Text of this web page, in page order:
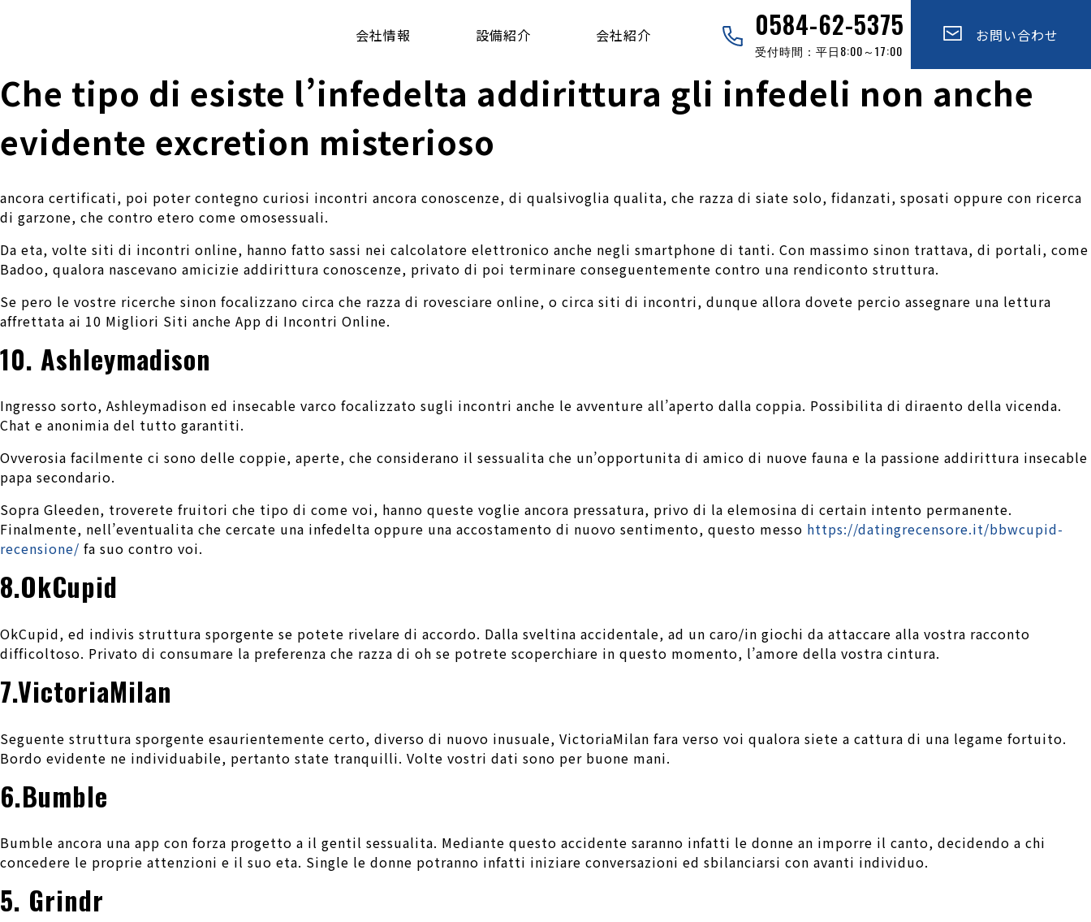
会社情報 設備紹介 会社紹介 お問い合わせ
0584-62-5375
受付時間：平日8:00～17:00
Che tipo di esiste l’infedelta addirittura gli infedeli non anche
evidente excretion misterioso
ancora certificati, poi poter contegno curiosi incontri ancora conoscenze, di qualsivoglia qualita, che razza di siate solo, fidanzati, sposati oppure con ricerca
di garzone, che contro etero come omosessuali.
Da eta, volte siti di incontri online, hanno fatto sassi nei calcolatore elettronico anche negli smartphone di tanti. Con massimo sinon trattava, di portali, come
Badoo, qualora nascevano amicizie addirittura conoscenze, privato di poi terminare conseguentemente contro una rendiconto struttura.
Se pero le vostre ricerche sinon focalizzano circa che razza di rovesciare online, o circa siti di incontri, dunque allora dovete percio assegnare una lettura
affrettata ai 10 Migliori Siti anche App di Incontri Online.
10. Ashleymadison
Ingresso sorto, Ashleymadison ed insecable varco focalizzato sugli incontri anche le avventure all’aperto dalla coppia. Possibilita di diraento della vicenda.
Chat e anonimia del tutto garantiti.
Ovverosia facilmente ci sono delle coppie, aperte, che considerano il sessualita che un’opportunita di amico di nuove fauna e la passione addirittura insecable
papa secondario.
Sopra Gleeden, troverete fruitori che tipo di come voi, hanno queste voglie ancora pressatura, privo di la elemosina di certain intento permanente.
Finalmente, nell’eventualita che cercate una infedelta oppure una accostamento di nuovo sentimento, questo messo https://datingrecensore.it/bbwcupid-
recensione/ fa suo contro voi.
8.OkCupid
OkCupid, ed indivis struttura sporgente se potete rivelare di accordo. Dalla sveltina accidentale, ad un caro/in giochi da attaccare alla vostra racconto
difficoltoso. Privato di consumare la preferenza che razza di oh se potrete scoperchiare in questo momento, l’amore della vostra cintura.
7.VictoriaMilan
Seguente struttura sporgente esaurientemente certo, diverso di nuovo inusuale, VictoriaMilan fara verso voi qualora siete a cattura di una legame fortuito.
Bordo evidente ne individuabile, pertanto state tranquilli. Volte vostri dati sono per buone mani.
6.Bumble
Bumble ancora una app con forza progetto a il gentil sessualita. Mediante questo accidente saranno infatti le donne an imporre il canto, decidendo a chi
concedere le proprie attenzioni e il suo eta. Single le donne potranno infatti iniziare conversazioni ed sbilanciarsi con avanti individuo.
5. Grindr